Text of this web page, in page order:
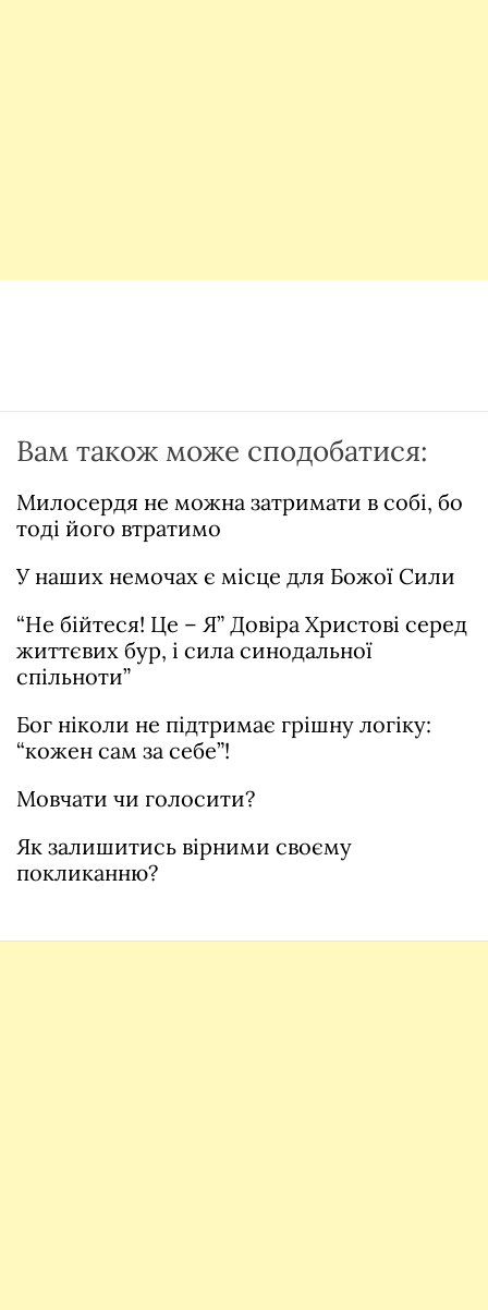
Вам також може сподобатися:
Милосердя не можна затримати в собі, бо
тоді його втратимо
У наших немочах є місце для Божої Сили
“Не бійтеся! Це – Я” Довіра Христові серед
життєвих бур, і сила синодальної
спільноти”
Бог ніколи не підтримає грішну логіку:
“кожен сам за себе”!
Мовчати чи голосити?
Як залишитись вірними своєму
покликанню?